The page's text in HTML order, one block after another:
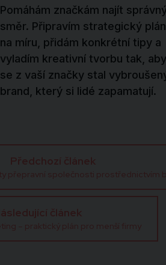
Pomáhám značkám najít
směr. Připravím strategický plán
na míru, přidám konkrétní tipy a
vyladím kreativní tvorbu tak, aby
se z vaší značky stal
brand, který si lidé zapamatují.